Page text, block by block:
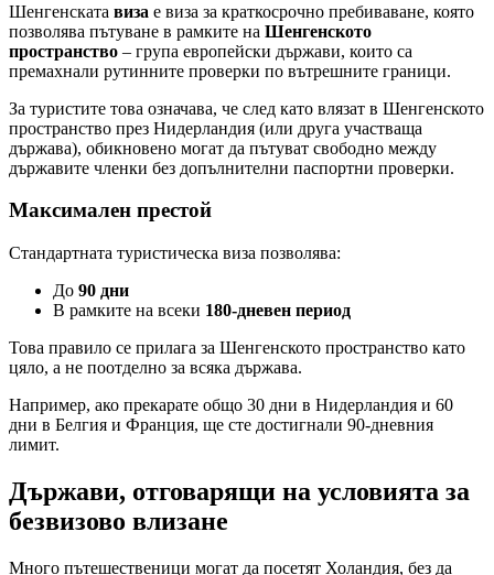
Шенгенската виза е виза за краткосрочно пребиваване, която
позволява пътуване в рамките на Шенгенското
пространство – група европейски държави, които са
премахнали рутинните проверки по вътрешните граници.
За туристите това означава, че след като влязат в Шенгенското
пространство през Нидерландия (или друга участваща
държава), обикновено могат да пътуват свободно между
държавите членки без допълнителни паспортни проверки.
Максимален престой
Стандартната туристическа виза позволява:
До 90 дни
В рамките на всеки 180-дневен период
Това правило се прилага за Шенгенското пространство като
цяло, а не поотделно за всяка държава.
Например, ако прекарате общо 30 дни в Нидерландия и 60
дни в Белгия и Франция, ще сте достигнали 90-дневния
лимит.
Държави, отговарящи на условията за
безвизово влизане
Много пътешественици могат да посетят Холандия, без да